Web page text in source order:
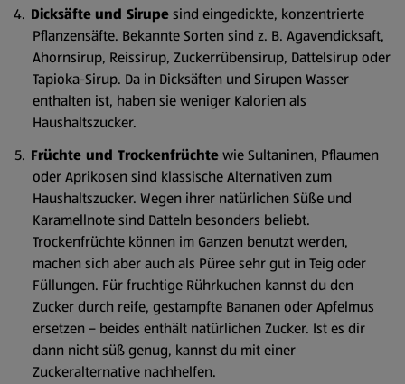
Dicksäfteund Sirupesind eingedickte, konzentrierte
Pflanzensäfte. Bekannte Sorten sind z. B. Agavendicksaft,
Ahornsirup, Reissirup, Zuckerrübensirup, Dattelsirup oder
Tapioka-Sirup. Da in Dicksäften und Sirupen Wasser
enthalten ist, haben sie weniger Kalorien als
Haushaltszucker.
Früchte und Trockenfrüchtewie Sultaninen, Pflaumen
oder Aprikosen sind klassische Alternativen zum
Haushaltszucker. Wegen ihrer natürlichen Süße und
Karamellnote sind Datteln besonders beliebt.
Trockenfrüchte können im Ganzen benutzt werden,
machen sich aber auch als Püree sehr gut in Teig oder
Füllungen. Für fruchtige Rührkuchen kannst du den
Zucker durch reife, gestampfte Bananen oder Apfelmus
ersetzen – beides enthält natürlichen Zucker. Ist es dir
dann nicht süß genug, kannst du mit einer
Zuckeralternative nachhelfen.